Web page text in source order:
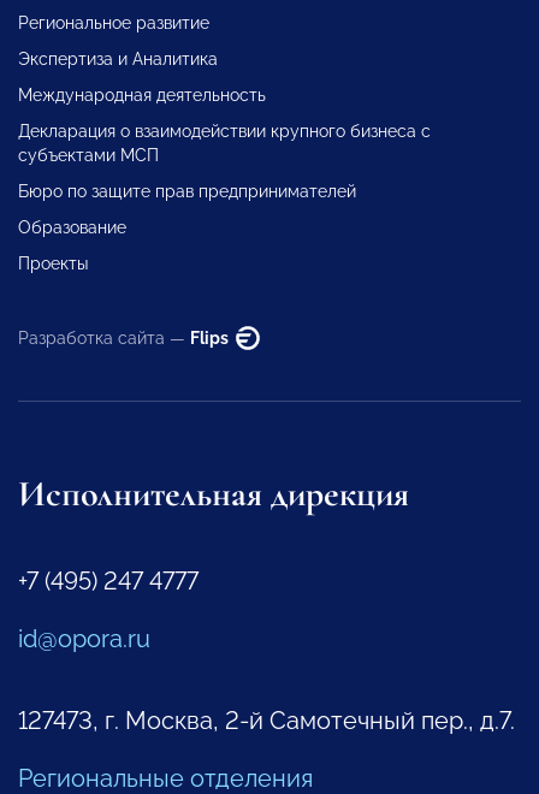
Региональное развитие
Экспертиза и Аналитика
Международная деятельность
Декларация о взаимодействии крупного бизнеса с
субъектами МСП
Бюро по защите прав предпринимателей
Образование
Проекты
Разработка сайта — Flips
Исполнительная дирекция
+7 (495) 247 4777
id@opora.ru
127473, г. Москва, 2-й Самотечный пер., д.7.
Региональные отделения